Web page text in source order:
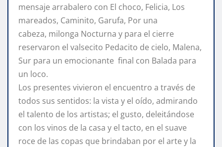
mensaje arrabalero con El choco, Felicia, Los
mareados, Caminito, Garufa, Por una
cabeza, milonga Nocturna y para el cierre
reservaron el valsecito Pedacito de cielo, Malena,
Sur para un emocionante final con Balada para
un loco.
Los presentes vivieron el encuentro a través de
todos sus sentidos: la vista y el oído, admirando
el talento de los artistas; el gusto, deleitándose
con los vinos de la casa y el tacto, en el suave
roce de las copas que brindaban por el arte y la